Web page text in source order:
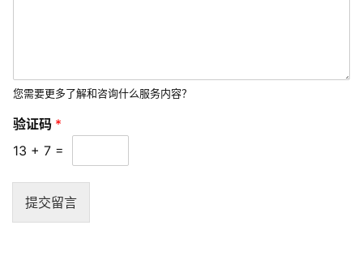
常
问
题
络
您需要更多了解和咨询什么服务内容？
验证码 *
13 + 7 =
提交留言